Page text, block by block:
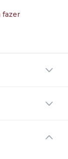
fazer